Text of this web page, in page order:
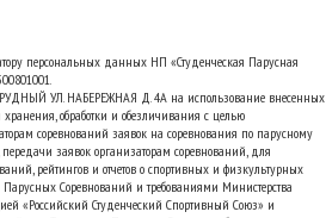
персональных данных НП «Студенческая Парусная
УЛ. НАБЕРЕЖНАЯ Д. 4А на использование внесенных
обработки и обезличивания с целью
соревнований заявок на соревнования по парусному
заявок организаторам соревнований, для
рейтингов и отчетов о спортивных и физкультурных
Соревнований и требованиями Министерства
«Российский Студенческий Спортивный Союз» и